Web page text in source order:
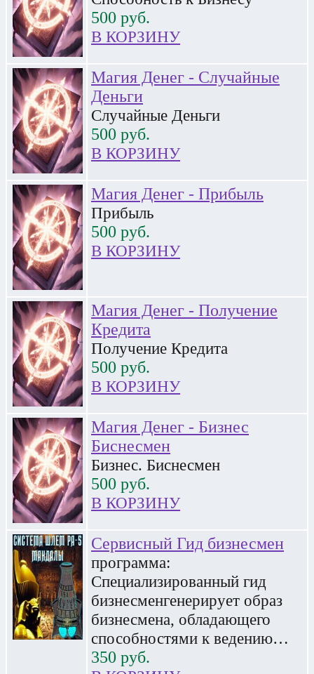
500 руб.
В КОРЗИНУ
Магия Денег - Случайные
Деньги
Случайные Деньги
500 руб.
В КОРЗИНУ
Магия Денег - Прибыль
Прибыль
500 руб.
В КОРЗИНУ
Магия Денег - Получение
Кредита
Получение Кредита
500 руб.
В КОРЗИНУ
Магия Денег - Бизнес
Биснесмен
Бизнес. Биснесмен
500 руб.
В КОРЗИНУ
Сервисный Гид бизнесмен
программа:
Специализированный гид
бизнесменгенерирует образ
бизнесмена, обладающего
способностями к ведению…
350 руб.